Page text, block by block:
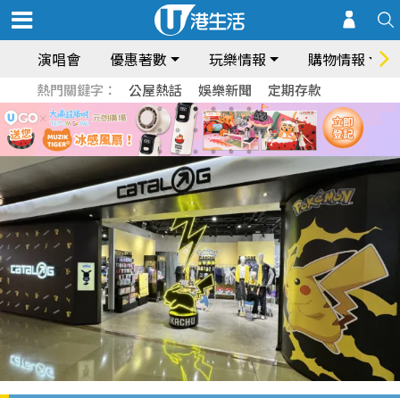
演唱會 優惠著數 玩樂情報 購物情報
熱門關鍵字： 公屋熱話 娛樂新聞 定期存款